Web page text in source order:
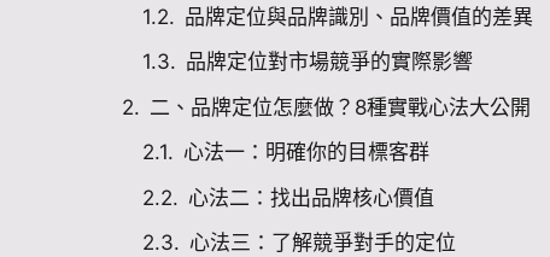
品牌定位與品牌識別、品牌價值的差異
品牌定位對市場競爭的實際影響
二、品牌定位怎麼做？8種實戰心法大公開
心法一：明確你的目標客群
心法二：找出品牌核心價值
心法三：了解競爭對手的定位